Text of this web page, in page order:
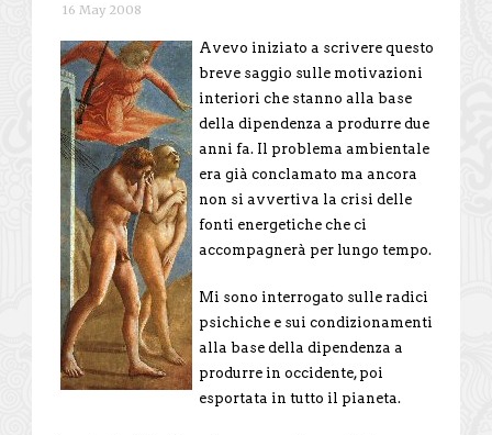
16 May 2008
Avevo iniziato a scrivere questo
breve saggio sulle motivazioni
interiori che stanno alla base
della dipendenza a produrre due
anni fa. Il problema ambientale
era già conclamato ma ancora
non si avvertiva la crisi delle
fonti energetiche che ci
accompagnerà per lungo tempo.
Mi sono interrogato sulle radici
psichiche e sui condizionamenti
alla base della dipendenza a
produrre in occidente, poi
esportata in tutto il pianeta.